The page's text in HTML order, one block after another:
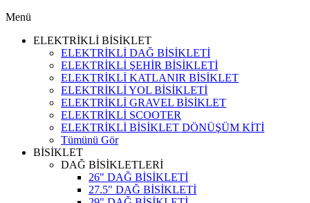
Menü
ELEKTRİKLİ BİSİKLET
ELEKTRİKLİ DAĞ BİSİKLETİ
ELEKTRİKLİ ŞEHİR BİSİKLETİ
ELEKTRİKLİ KATLANIR BİSİKLET
ELEKTRİKLİ YOL BİSİKLETİ
ELEKTRİKLİ GRAVEL BİSİKLET
ELEKTRİKLİ SCOOTER
ELEKTRİKLİ BİSİKLET DÖNÜŞÜM KİTİ
Tümünü Gör
BİSİKLET
DAĞ BİSİKLETLERİ
26" DAĞ BİSİKLETİ
27.5" DAĞ BİSİKLETİ